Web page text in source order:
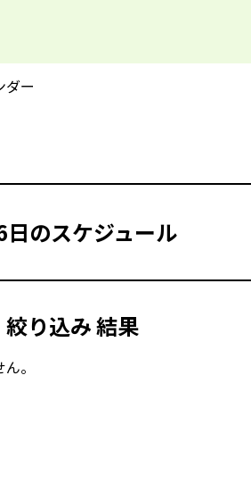
ダー
のスケジュール
絞り込み 結果
。